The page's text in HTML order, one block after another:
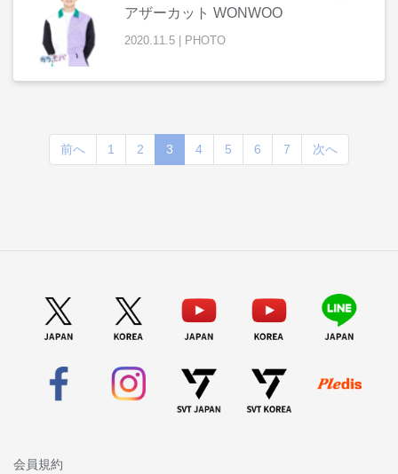
アザーカット WONWOO
2020 11 .5 PHOTO
前へ 1 2 3 (current)
4 5 6 7 次へ
会員規約